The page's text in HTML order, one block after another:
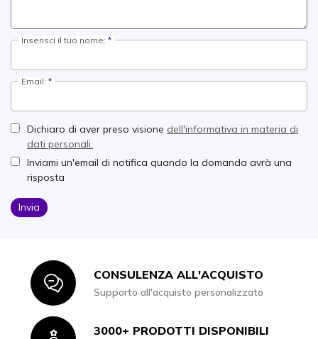
Inserisci il tuo nome:
Email:
Dichiaro di aver preso visione dell'informativa in materia di
dati personali.
Inviami un'email di notifica quando la domanda avrà una
risposta
Invia
IconCONSULENZA ALL'ACQUISTO
Supporto all'acquisto personalizzato
3000+ PRODOTTI DISPONIBILI